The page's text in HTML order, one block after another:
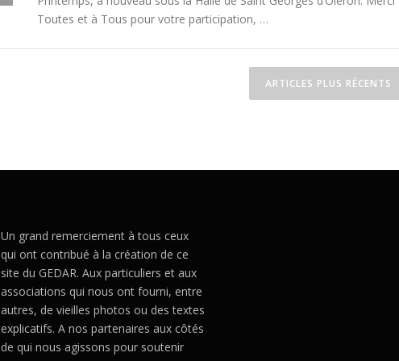
Toutes et à Tous pour votre participation, …
ARTICLES PLUS RÉCENTS
Un grand remerciement à tous ceux
qui ont contribué à la création de ce
site du GEDAR. Aux particuliers et aux
associations qui nous ont fourni, entre
autres, de vieilles photos ou des textes
explicatifs. A nos partenaires aux côtés
de qui nous agissons pour soutenir